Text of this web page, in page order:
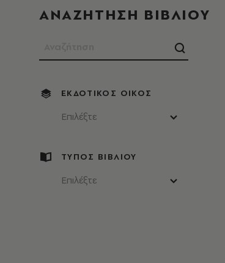
ΑΝΑΖΗΤΗΣΗ ΒΙΒΛΙΟΥ
ΕΚΔΟΤΙΚΌΣ ΟΊΚΟΣ
Επιλέξτε
ΤΥΠΟΣ ΒΙΒΛΙΟΥ
Επιλέξτε